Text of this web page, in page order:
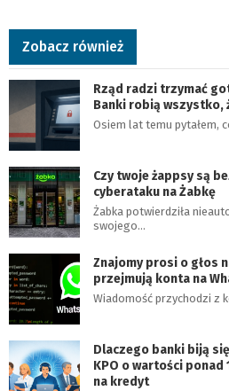
Zobacz również
Rząd radzi trzymać
Banki robią wszystko,
Osiem lat temu pytałem,
Czy twoje żappsy są
cyberataku na Żabkę
Żabka potwierdziła
swojego…
Znajomy prosi o głos
przejmują konta na
Wiadomość przychodzi z
Dlaczego banki biją
KPO o wartości ponad
na kredyt